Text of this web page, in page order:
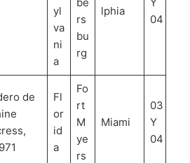
yl
va
ni
a
rs
bu
rg
lphia
04
de
Fl
or
id
a
Fo
rt
M
ye
rs
Miami
03
Y
04